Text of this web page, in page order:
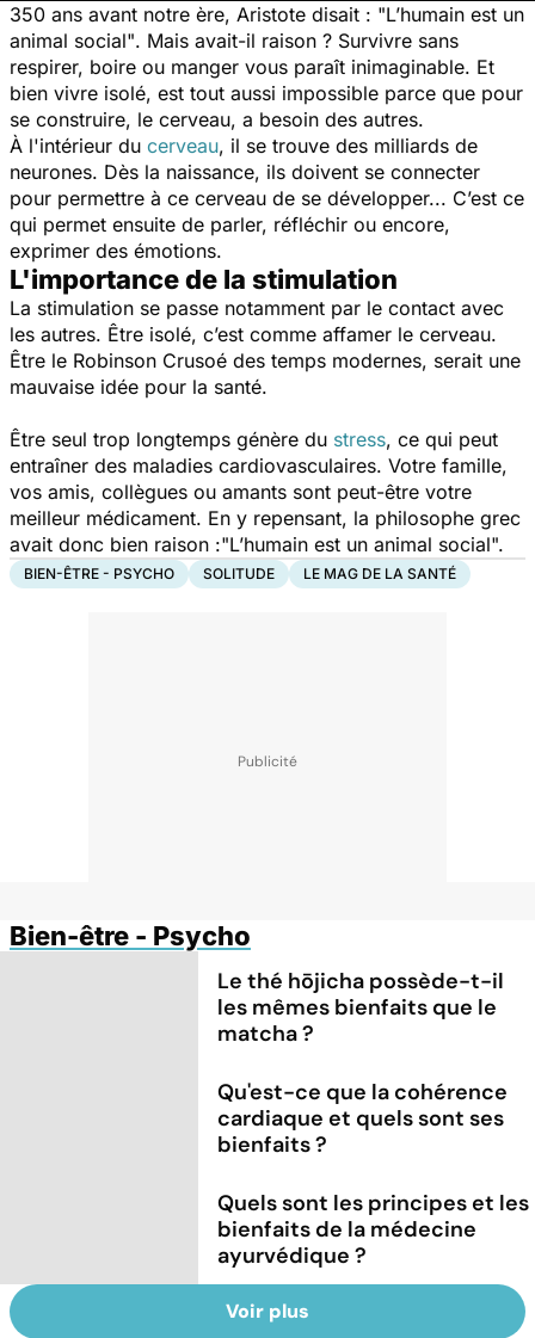
350 ans avant notre ère, Aristote disait : "L’humain est un
animal social". Mais avait-il raison ? Survivre sans
respirer, boire ou manger vous paraît inimaginable. Et
bien vivre isolé, est tout aussi impossible parce que pour
se construire, le cerveau, a besoin des autres.
À l'intérieur du cerveau, il se trouve des milliards de
neurones. Dès la naissance, ils doivent se connecter
pour permettre à ce cerveau de se développer... C’est ce
qui permet ensuite de parler, réfléchir ou encore,
exprimer des émotions.
L'importance de la stimulation
La stimulation se passe notamment par le contact avec
les autres. Être isolé, c’est comme affamer le cerveau.
Être le Robinson Crusoé des temps modernes, serait une
mauvaise idée pour la santé.
Être seul trop longtemps génère du stress, ce qui peut
entraîner des maladies cardiovasculaires. Votre famille,
vos amis, collègues ou amants sont peut-être votre
meilleur médicament. En y repensant, la philosophe grec
avait donc bien raison :"L’humain est un animal social".
BIEN-ÊTRE - PSYCHO SOLITUDE LE MAG DE LA SANTÉ
Bien-être - Psycho
Le thé hōjicha possède-t-il
les mêmes bienfaits que le
matcha ?
Qu'est-ce que la cohérence
cardiaque et quels sont ses
bienfaits ?
Quels sont les principes et les
bienfaits de la médecine
ayurvédique ?
Voir plus